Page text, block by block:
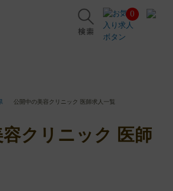
0
公開中の美容クリニック 医師求人一覧
クリニック 医師